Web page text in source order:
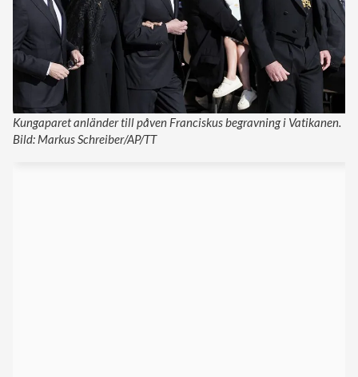
Kungaparet anländer till påven Franciskus begravning i Vatikanen.
Bild: Markus Schreiber/AP/TT